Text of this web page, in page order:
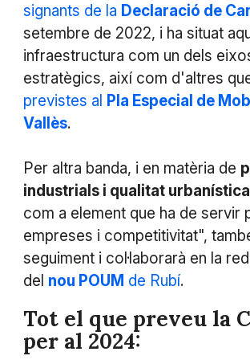
signants de la Declaració de
setembre de 2022, i ha situat
infraestructura com un dels
estratègics, així com d'altres
previstes al Pla Especial de
Vallès.
Per altra banda, i en matèria de
industrials i qualitat urbanística
com a element que ha de servir
empreses i competitivitat",
seguiment i col·laborarà en la
del nou POUM de Rubí.
Tot el que preveu la
per al 2024: